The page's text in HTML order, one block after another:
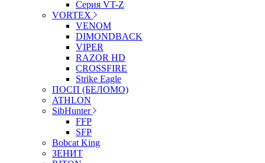
Серия VT-Z
VORTEX
VENOM
DIMONDBACK
VIPER
RAZOR HD
CROSSFIRE
Strike Eagle
ПОСП (БЕЛОМО)
ATHLON
SibHunter
FFP
SFP
Bobcat King
ЗЕНИТ